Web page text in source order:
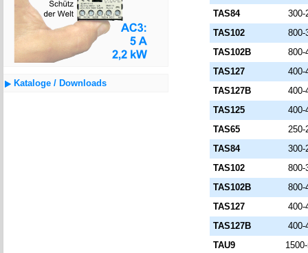
Kataloge / Downloads
TAS84
300-
TAS102
800-
TAS102B
800-
TAS127
400-
TAS127B
400-
TAS125
400-
TAS65
250-
TAS84
300-
TAS102
800-
TAS102B
800-
TAS127
400-
TAS127B
400-
TAU9